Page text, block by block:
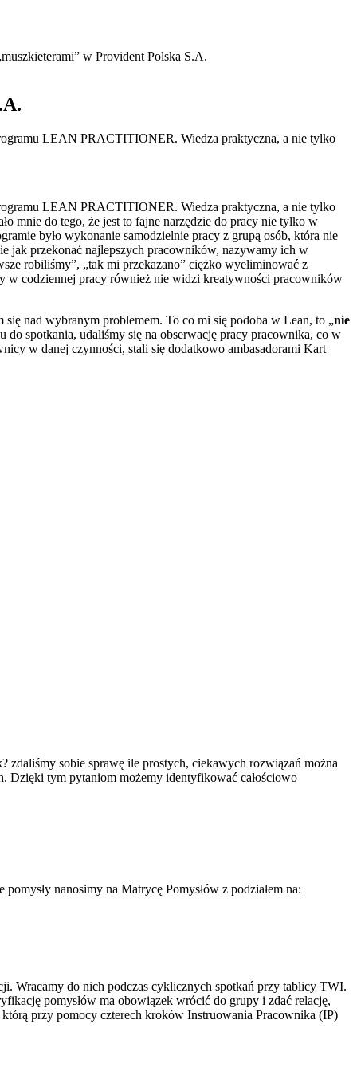
w Provident Polska S.A.
LEAN PRACTITIONER. Wiedza praktyczna, a nie tylko
LEAN PRACTITIONER. Wiedza praktyczna, a nie tylko
mnie do tego, że jest to fajne narzędzie do pracy nie tylko w
było wykonanie samodzielnie pracy z grupą osób, która nie
jak przekonać najlepszych pracowników, nazywamy ich w
robiliśmy”, „tak mi przekazano” ciężko wyeliminować z
w codziennej pracy również nie widzi kreatywności pracowników
nad wybranym problemem. To co mi się podoba w Lean, to „nie
spotkania, udaliśmy się na obserwację pracy pracownika, co w
w danej czynności, stali się dodatkowo ambasadorami Kart
zdaliśmy sobie sprawę ile prostych, ciekawych rozwiązań można
Dzięki tym pytaniom możemy identyfikować całościowo
nanosimy na Matrycę Pomysłów z podziałem na:
Wracamy do nich podczas cyklicznych spotkań przy tablicy TWI.
pomysłów ma obowiązek wrócić do grupy i zdać relację,
którą przy pomocy czterech kroków Instruowania Pracownika (IP)